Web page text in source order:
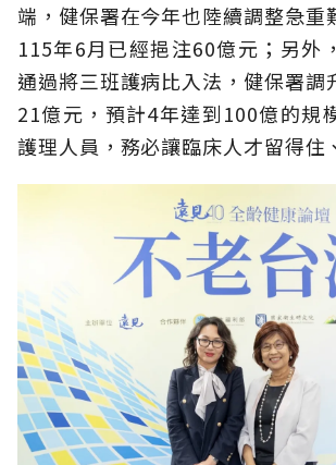
端，健保署在今年也陸續調整急重
115年6月已經挹注60億元；另外
通過將三班護病比入法，健保署調
21億元，預計4年達到100億的規
護理人員，務必讓臨床人才留得住